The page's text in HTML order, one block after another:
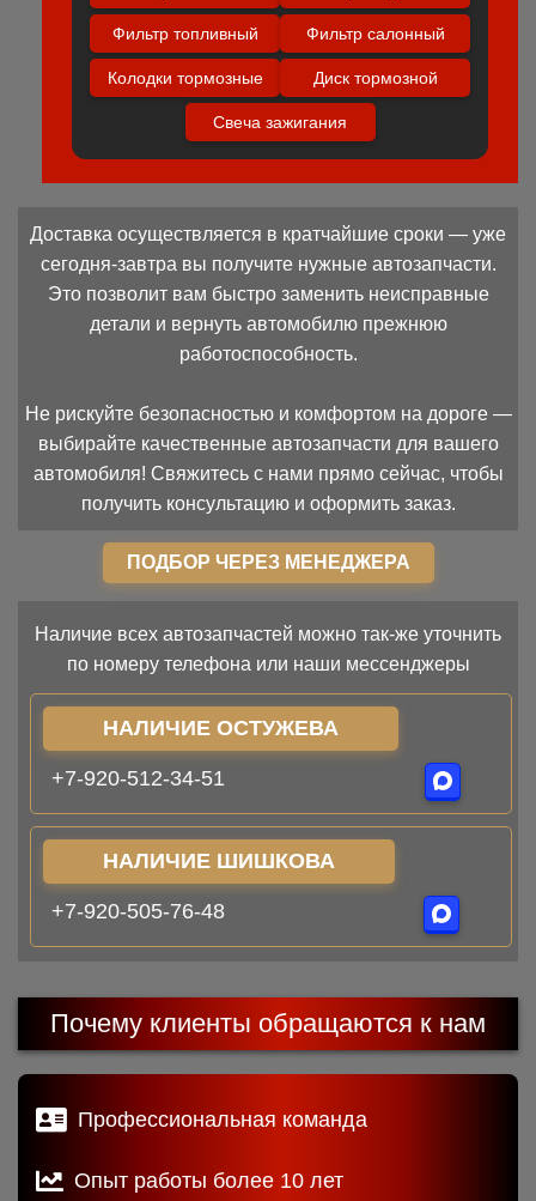
Фильтр топливный Фильтр салонный
Колодки тормозные Диск тормозной
Свеча зажигания
Доставка осуществляется в кратчайшие сроки — уже
сегодня-завтра вы получите нужные автозапчасти.
Это позволит вам быстро заменить неисправные
детали и вернуть автомобилю прежнюю
работоспособность.
Не рискуйте безопасностью и комфортом на дороге —
выбирайте качественные автозапчасти для вашего
автомобиля! Свяжитесь с нами прямо сейчас, чтобы
получить консультацию и оформить заказ.
ПОДБОР ЧЕРЕЗ МЕНЕДЖЕРА
Наличие всех автозапчастей можно так-же уточнить
по номеру телефона или наши мессенджеры
НАЛИЧИЕ ОСТУЖЕВА
+7-920-512-34-51
НАЛИЧИЕ ШИШКОВА
+7-920-505-76-48
Почему клиенты обращаются к нам
Профессиональная команда
Опыт работы более 10 лет